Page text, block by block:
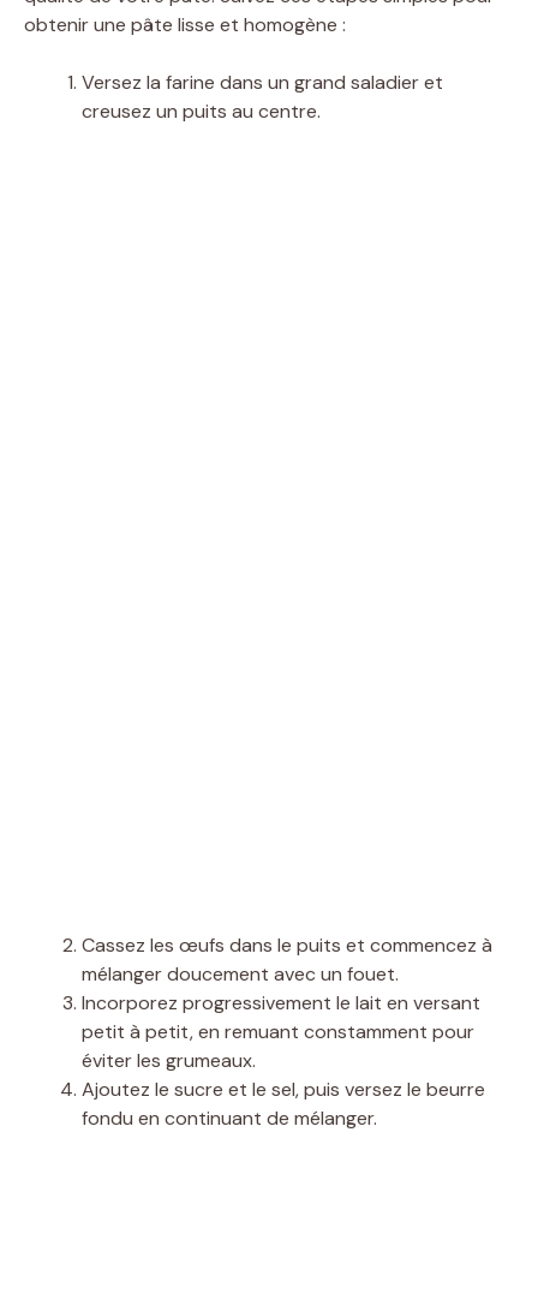
obtenir une pâte lisse et homogène :
Versez la farine dans un grand saladier et
creusez un puits au centre.
Cassez les œufs dans le puits et commencez à
mélanger doucement avec un fouet.
Incorporez progressivement le lait en versant
petit à petit, en remuant constamment pour
éviter les grumeaux.
Ajoutez le sucre et le sel, puis versez le beurre
fondu en continuant de mélanger.